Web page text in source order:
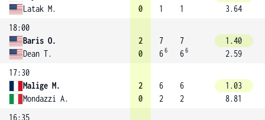
Latak M.
0
1
1
3.64
18:00
Baris O.
Dean T.
2
0
7
66
7
66
1.40
2.59
17:30
Malige M.
Mondazzi A.
2
0
6
2
6
2
1.03
8.81
16:35